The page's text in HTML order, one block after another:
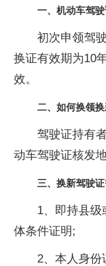
一、机动车驾
初次申领驾
换证有效期为10
效。
二、如何换领
驾驶证持有
动车驾驶证核发
三、换新驾驶
1、即持县级
体条件证明;
2、本人身份